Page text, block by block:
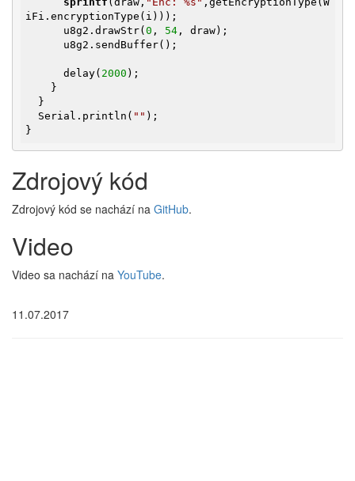
iFi.encryptionType(i)));
      u8g2.drawStr(
0 , 54 , draw);
      delay(
2000 );
  Serial.println(
"" );
}
Zdrojový kód
Zdrojový kód se nachází na GitHub.
Video
Video sa nachází na YouTube.
11.07.2017